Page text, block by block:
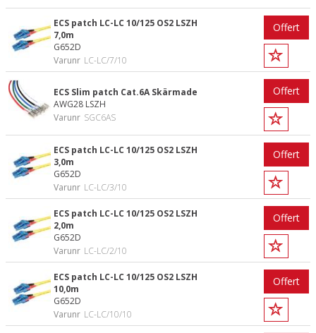
ECS patch LC-LC 10/125 OS2 LSZH
7,0m
G652D
Varunr LC-LC/7/10
Offert
ECS Slim patch Cat.6A Skärmade
AWG28 LSZH
Varunr SGC6AS
Offert
ECS patch LC-LC 10/125 OS2 LSZH
3,0m
G652D
Varunr LC-LC/3/10
Offert
ECS patch LC-LC 10/125 OS2 LSZH
2,0m
G652D
Varunr LC-LC/2/10
Offert
ECS patch LC-LC 10/125 OS2 LSZH
10,0m
G652D
Varunr LC-LC/10/10
Offert